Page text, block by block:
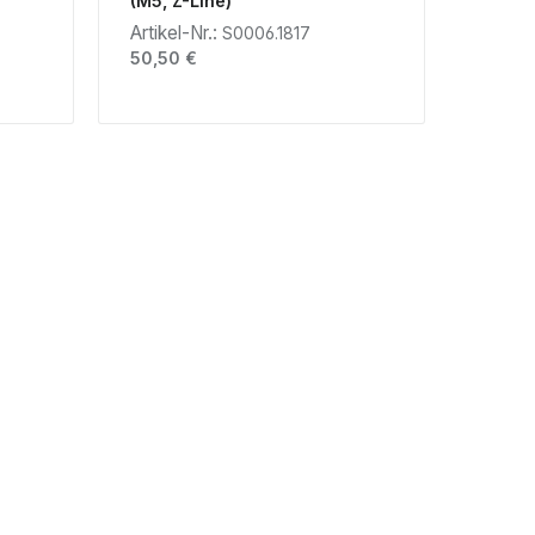
Artikel-Nr.: S0006.1817
Regulärer Preis:
50,50 €